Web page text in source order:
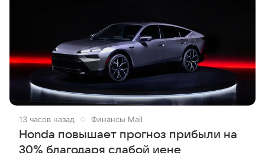
13 часов назад Финансы Mail
Honda повышает прогноз прибыли на
30% благодаря слабой иене